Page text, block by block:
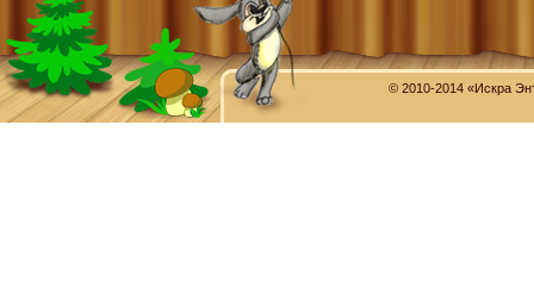
© 2010-2014 «Искра